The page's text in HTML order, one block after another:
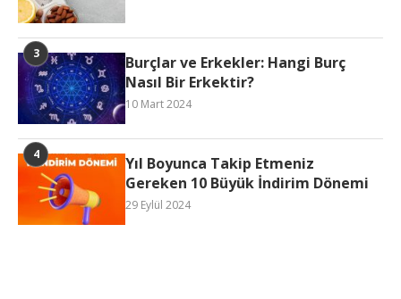
Burçlar ve Erkekler: Hangi Burç
Nasıl Bir Erkektir?
10 Mart 2024
Yıl Boyunca Takip Etmeniz
Gereken 10 Büyük İndirim Dönemi
29 Eylül 2024